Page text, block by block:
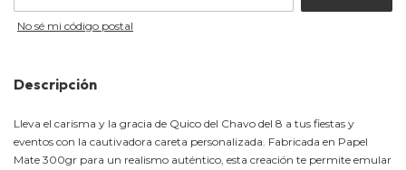
No sé mi código postal
Descripción
Lleva el carisma y la gracia de Quico del Chavo del 8 a tus fiestas y
eventos con la cautivadora careta personalizada. Fabricada en Papel
Mate 300gr para un realismo auténtico, esta creación te permite emular